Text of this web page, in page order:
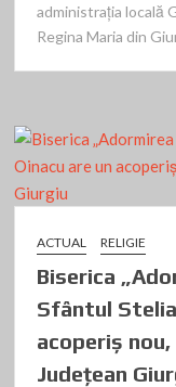
e
b
o
k
to
d
n
l
administrația locală
Regina Maria din
ACTUAL RELIGIE
Biserica
Sfântul
acoperiș
Județean